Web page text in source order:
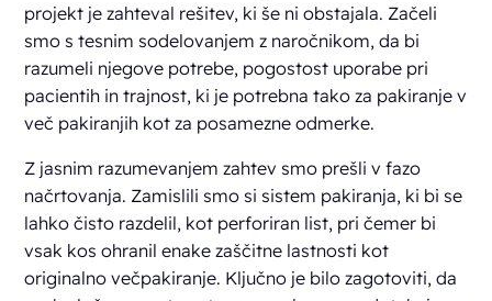
projekt je zahteval rešitev, ki še ni obstajala. Začeli
smo s tesnim sodelovanjem z naročnikom, da bi
razumeli njegove potrebe, pogostost uporabe pri
pacientih in trajnost, ki je potrebna tako za pakiranje v
več pakiranjih kot za posamezne odmerke.
Z jasnim razumevanjem zahtev smo prešli v fazo
načrtovanja. Zamislili smo si sistem pakiranja, ki bi se
lahko čisto razdelil, kot perforiran list, pri čemer bi
vsak kos ohranil enake zaščitne lastnosti kot
originalno večpakiranje. Ključno je bilo zagotoviti, da